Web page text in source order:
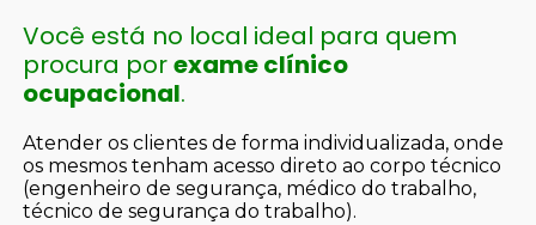
Você está no local ideal para quem
procura porexame clínico
ocupacional.
Atender os clientes de forma individualizada, onde
os mesmos tenham acesso direto ao corpo técnico
(engenheiro de segurança, médico do trabalho,
técnico de segurança do trabalho).